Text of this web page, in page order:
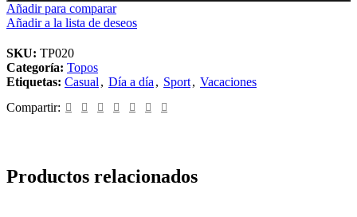
Añadir para comparar
Añadir a la lista de deseos
SKU: TP020
Categoría: Topos
Etiquetas: Casual , Día a día , Sport, Vacaciones
Compartir:
Productos relacionados